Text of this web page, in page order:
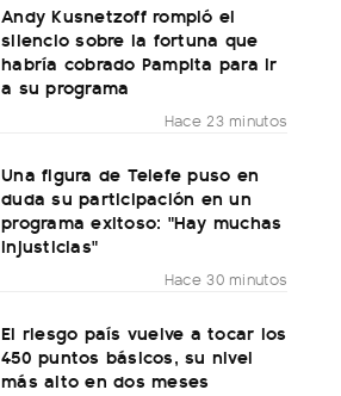
Andy Kusnetzoff rompió el
silencio sobre la fortuna que
habría cobrado Pampita para ir
a su programa
Hace 23 minutos
Una figura de Telefe puso en
duda su participación en un
programa exitoso: "Hay muchas
injusticias"
Hace 30 minutos
El riesgo país vuelve a tocar los
450 puntos básicos, su nivel
más alto en dos meses